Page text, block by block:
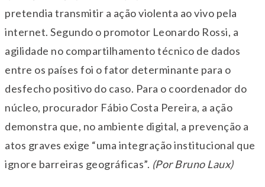
pretendia transmitir a ação violenta ao vivo pela
internet. Segundo o promotor Leonardo Rossi, a
agilidade no compartilhamento técnico de dados
entre os países foi o fator determinante para o
desfecho positivo do caso. Para o coordenador do
núcleo, procurador Fábio Costa Pereira, a ação
demonstra que, no ambiente digital, a prevenção a
atos graves exige “uma integração institucional que
ignore barreiras geográficas”. (Por Bruno Laux)